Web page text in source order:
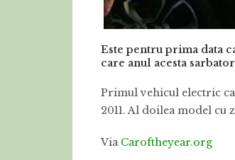
Este pentru prima data
care anul acesta
Primul vehicul electric
2011. Al doilea model cu
Via Caroftheyear.org